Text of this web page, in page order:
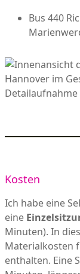
Bus 440
Kosten
Ich habe eine
eine
Minuten). In
Materialkosten
enthalten. Eine